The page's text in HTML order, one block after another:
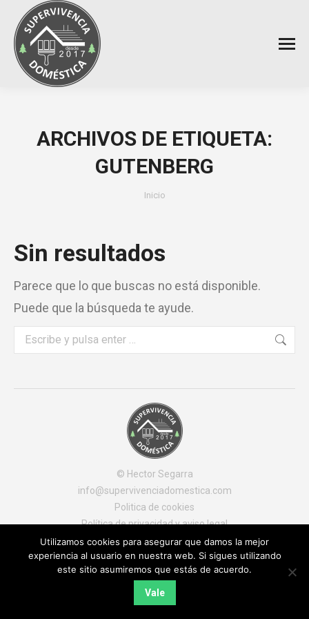
ARCHIVOS DE ETIQUETA:
GUTENBERG
Estás aquí:
Inicio
Sin resultados
Parece que lo que buscas no está disponible.
Puede que la búsqueda te ayude.
Buscar:
© Hector Segarra
info@supervivenciadomestica.com
Politica de cookies
Política de privacidad y aviso legal
Utilizamos cookies para asegurar que damos la mejor
experiencia al usuario en nuestra web. Si sigues utilizando
este sitio asumiremos que estás de acuerdo.
Vale